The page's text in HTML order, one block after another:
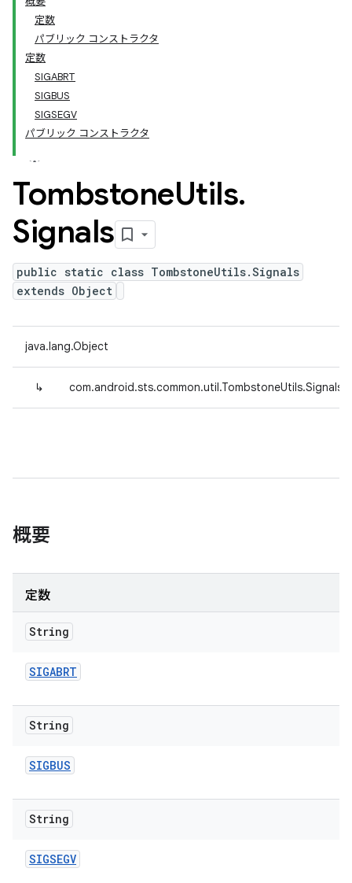
定数
パブリック コンストラクタ
定数
SIGABRT
SIGBUS
SIGSEGV
パブリック コンストラクタ
TombstoneUtils.
Signals
public static class TombstoneUtils.Signals
extends Object
java.lang.Object
↳ com.android.sts.common.util.TombstoneUtils.Signals
概要
定数
String
SIGABRT
String
SIGBUS
String
SIGSEGV